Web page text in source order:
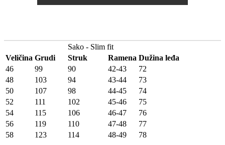
Sako - Slim fit
Veličina Grudi Struk Ramena Dužina leđa
46
99 90 42-43
72
48
103 94 43-44
73
50
107 98 44-45
74
52
111 102 45-46
75
54
115 106 46-47
76
56
119 110 47-48
77
58
123 114 48-49
78